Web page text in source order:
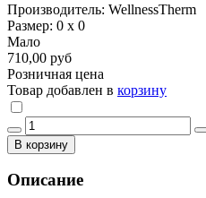
Производитель: WellnessTherm
Размер: 0 х 0
Мало
710,00 руб
Розничная цена
Товар добавлен в корзину
В корзину
Описание